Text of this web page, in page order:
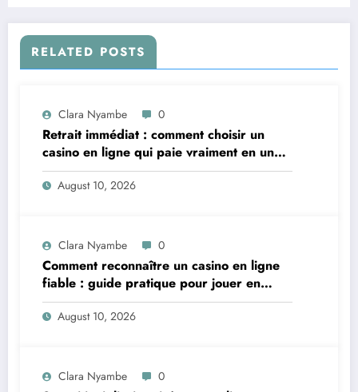
RELATED POSTS
Clara Nyambe 0
Retrait immédiat : comment choisir un
casino en ligne qui paie vraiment en un
instant
August 10, 2026
Clara Nyambe 0
Comment reconnaître un casino en ligne
fiable : guide pratique pour jouer en
toute sécurité
August 10, 2026
Clara Nyambe 0